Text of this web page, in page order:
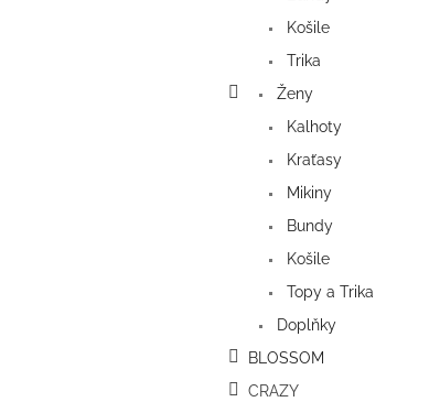
Košile
Trika
Ženy
Kalhoty
Kraťasy
Mikiny
Bundy
Košile
Topy a Trika
Doplňky
BLOSSOM
CRAZY